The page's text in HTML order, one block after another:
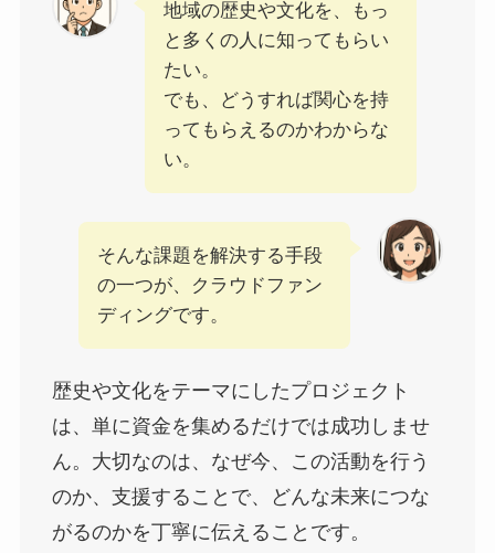
地域の歴史や文化を、もっ
と多くの人に知ってもらい
たい。
でも、どうすれば関心を持
ってもらえるのかわからな
い。
そんな課題を解決する手段
の一つが、クラウドファン
ディングです。
歴史や文化をテーマにしたプロジェクト
は、単に資金を集めるだけでは成功しませ
ん。大切なのは、なぜ今、この活動を行う
のか、支援することで、どんな未来につな
がるのかを丁寧に伝えることです。